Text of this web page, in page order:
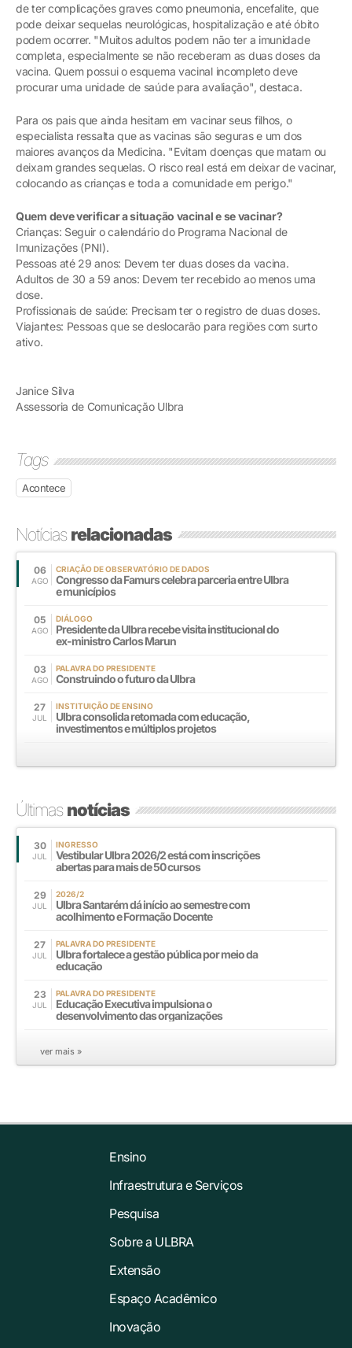
de ter complicações graves como pneumonia, encefalite, que
pode deixar sequelas neurológicas, hospitalização e até óbito
podem ocorrer. "Muitos adultos podem não ter a imunidade
completa, especialmente se não receberam as duas doses da
vacina. Quem possui o esquema vacinal incompleto deve
procurar uma unidade de saúde para avaliação", destaca.
Para os pais que ainda hesitam em vacinar seus filhos, o
especialista ressalta que as vacinas são seguras e um dos
maiores avanços da Medicina. "Evitam doenças que matam ou
deixam grandes sequelas. O risco real está em deixar de vacinar,
colocando as crianças e toda a comunidade em perigo."
Quem deve verificar a situação vacinal e se vacinar?
Crianças: Seguir o calendário do Programa Nacional de
Imunizações (PNI).
Pessoas até 29 anos: Devem ter duas doses da vacina.
Adultos de 30 a 59 anos: Devem ter recebido ao menos uma
dose.
Profissionais de saúde: Precisam ter o registro de duas doses.
Viajantes: Pessoas que se deslocarão para regiões com surto
ativo.
Janice Silva
Assessoria de Comunicação Ulbra
Tags
Acontece
Notíciasrelacionadas
06
AGO
CRIAÇÃO DE OBSERVATÓRIO DE DADOS
Congresso da Famurs celebra parceria entre Ulbra
e municípios
05
AGO
DIÁLOGO
Presidente da Ulbra recebe visita institucional do
ex-ministro Carlos Marun
03
AGO
PALAVRA DO PRESIDENTE
Construindo o futuro da Ulbra
27
JUL
INSTITUIÇÃO DE ENSINO
Ulbra consolida retomada com educação,
investimentos e múltiplos projetos
Últimasnotícias
30
JUL
INGRESSO
Vestibular Ulbra 2026/2 está com inscrições
abertas para mais de 50 cursos
29
JUL
2026/2
Ulbra Santarém dá início ao semestre com
acolhimento e Formação Docente
27
JUL
PALAVRA DO PRESIDENTE
Ulbra fortalece a gestão pública por meio da
educação
23
JUL
PALAVRA DO PRESIDENTE
Educação Executiva impulsiona o
desenvolvimento das organizações
ver mais »
Ensino
Infraestrutura e Serviços
Pesquisa
Sobre a ULBRA
Extensão
Espaço Acadêmico
Inovação